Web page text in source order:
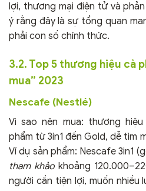
lợi, thương mại điện tử và
ý rằng đây là sự tổng quan
phải con số chính thức.
3.2. Top 5 thương hiệu cà
mua” 2023
Nescafe (Nestlé)
Vì sao nên mua: thương
phẩm từ 3in1 đến Gold, dễ tìm
Ví dụ sản phẩm: Nescafe 3in1
tham khảo khoảng
người cần tiện lợi, muốn nhiều